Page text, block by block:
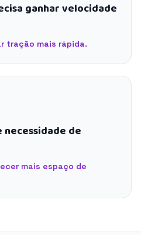
ganhar velocidade
tração mais rápida.
de
mais espaço de